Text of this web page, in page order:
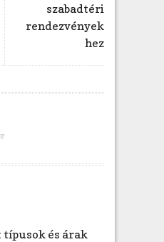
szabadtéri
rendezvények
hez
és árak